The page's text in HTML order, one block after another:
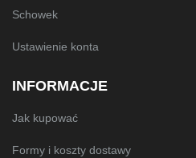
Schowek
Ustawienie konta
INFORMACJE
Jak kupować
Formy i koszty dostawy